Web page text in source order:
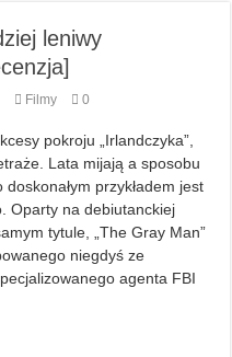
2023 rok
leniwy
Filmy 0
pokroju „Irlandczyka”,
Lata mijają a sposobu
przykładem jest
Oparty na debiutanckiej
tytule, „The Gray Man”
niegdyś ze
agenta FBI